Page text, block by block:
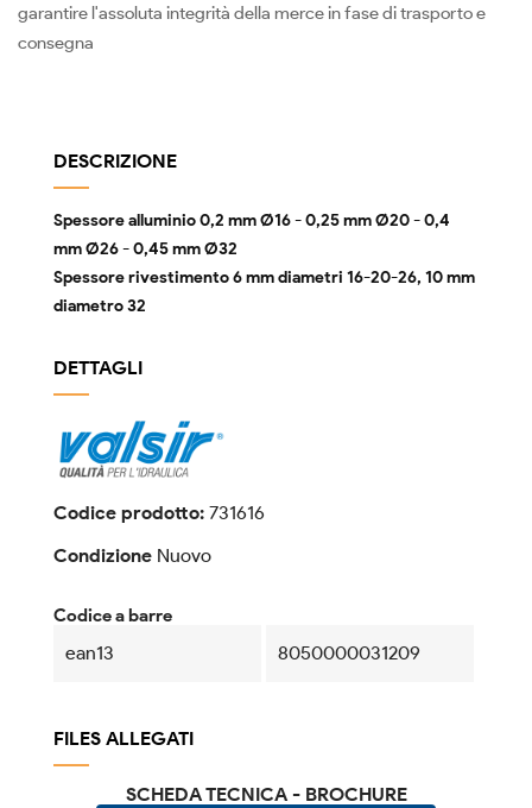
garantire l'assoluta integrità della merce in fase di trasporto e
consegna
DESCRIZIONE
Spessore alluminio 0,2 mm Ø16 - 0,25 mm Ø20 - 0,4
mm Ø26 - 0,45 mm Ø32
Spessore rivestimento 6 mm diametri 16-20-26, 10 mm
diametro 32
DETTAGLI
Codice prodotto: 731616
Condizione Nuovo
Codice a barre
ean13 8050000031209
FILES ALLEGATI
SCHEDA TECNICA - BROCHURE